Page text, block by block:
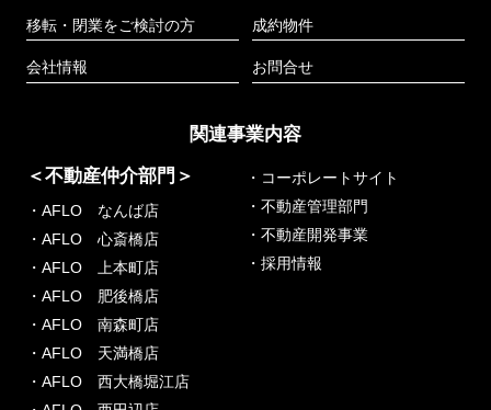
移転・閉業をご検討の方
会社情報
成約物件
お問合せ
関連事業内容
＜不動産仲介部門＞
・AFLO なんば店
・AFLO 心斎橋店
・AFLO 上本町店
・AFLO 肥後橋店
・AFLO 南森町店
・AFLO 天満橋店
・AFLO 西大橋堀江店
・コーポレートサイト
・不動産管理部門
・不動産開発事業
・採用情報